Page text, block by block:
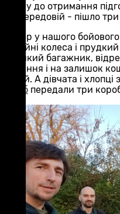
збору до отримання
на передовій - пішло
Тепер у нашого
надійні колеса і
великий багажник,
питання і на залишок
опцій. А дівчата і хлопці з
штабпередали три